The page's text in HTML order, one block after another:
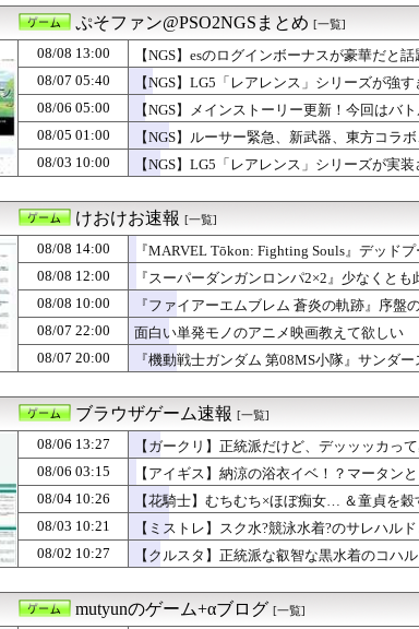
時オカの後に『風のタクト』が発表された時の空気感を
『ファイアーエムブレム 蒼炎の軌跡』序盤の暗闇マップ
【ウマ娘】ゴルシとマックイーンその2166
『イナズマイレブン』で一番カッコいい技、ついに決定
PCユーザー「チート使えば楽やん」←酷すぎね
【ウマ娘】ウマ娘のアプデで革命的だったもの
ありがとう、ツルちゃん【ウマ娘たぬき】
ガキ「世界を救います」←飽きた。おっさんにしろ
【ウマ娘】4コマ「意味が分かると怖いヘッドフォン」
『モンスターハンター』というゲームの魅力ってどんな
【ウマ娘】トレーナーのお見合い話を聞いてしまい冷静で
【ウマ娘 プリティーダービー】CM「世界にホメを！ぐっ
【ウマ娘】カラオケでさり気なく替え歌するトレーナー
『クロノトリガー』面白かったわ
ウマ娘のライブを実際にやってみるトレーナー【ウマ娘
【超特大コラボ告知】ブエナとディザイアがケンタッキー
漫画・ゲーム・アニメで史上最低の後付け
【ウマ娘】懐かしいと感じたらおっさん
『ガンタンク』とかいう謎のモビルスーツ
【まどマギ】ここ今もベストバウトだと思っている
【小ネタ・画像】イギリスの武ルメファンの痛バッグｗ
【FEH】リークによるとうおおお万紫は重厚なストーリ
【ドラクエウォーク】レベルカンストは普通？全職達成
【モンハンワイルズ】アセンダンスまで何を周回する？
漫画ゲームアニメで史上最低の後付け
【ウマ娘】海外勢が描いたウマ娘からしか得られない栄
【ミリシタ】初期衣装ってなかなか尖ってるよね
Super Creek Want Goo Goo Babies?!#umamu...
【悲報】オーケストラ演奏家「ゲーム音楽をやらないと儲
ぷそファン@PSO2NGSまとめ [一覧]
08/08 13:00
【NGS】esのログインボーナスが豪華だと
08/07 05:40
【NGS】LG5「レアレンス」シリーズが強
08/06 05:00
【NGS】メインストーリー更新！今回はバ
08/05 01:00
【NGS】ルーサー緊急、新武器、東方コラ
08/03 10:00
【NGS】LG5「レアレンス」シリーズが実
けおけお速報 [一覧]
08/08 14:00
『MARVEL Tōkon: Fighting Souls』デッド
08/08 12:00
『スーパーダンガンロンパ2×2』少なくと
08/08 10:00
『ファイアーエムブレム 蒼炎の軌跡』序
08/07 22:00
面白い単発モノのアニメ映画教えて欲しい
08/07 20:00
『機動戦士ガンダム 第08MS小隊』サンダ
ブラウザゲーム速報 [一覧]
08/06 13:27
【ガークリ】正統派だけど、デッッッカっ
08/06 03:15
【アイギス】納涼の浴衣イベ！？マータン
08/04 10:26
【花騎士】むちむち×ほぼ痴女… ＆童貞を
08/03 10:21
【ミストレ】スク水?競泳水着?のサレハル
08/02 10:27
【クルスタ】正統派な叡智な黒水着のコハ
mutyunのゲーム+αブログ [一覧]